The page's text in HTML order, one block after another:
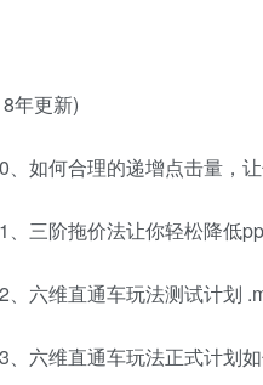
年更新)
、如何合理的递增点击量，
、三阶拖价法让你轻松降低
、六维直通车玩法测试计划
、六维直通车玩法正式计划